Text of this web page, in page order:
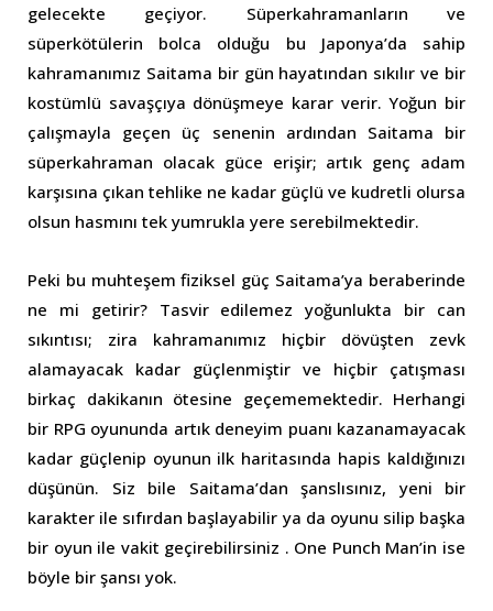
gelecekte geçiyor. Süperkahramanların ve
süperkötülerin bolca olduğu bu Japonya’da sahip
kahramanımız Saitama bir gün hayatından sıkılır ve bir
kostümlü savaşçıya dönüşmeye karar verir. Yoğun bir
çalışmayla geçen üç senenin ardından Saitama bir
süperkahraman olacak güce erişir; artık genç adam
karşısına çıkan tehlike ne kadar güçlü ve kudretli olursa
olsun hasmını tek yumrukla yere serebilmektedir.
Peki bu muhteşem fiziksel güç Saitama’ya beraberinde
ne mi getirir? Tasvir edilemez yoğunlukta bir can
sıkıntısı; zira kahramanımız hiçbir dövüşten zevk
alamayacak kadar güçlenmiştir ve hiçbir çatışması
birkaç dakikanın ötesine geçememektedir. Herhangi
bir RPG oyununda artık deneyim puanı kazanamayacak
kadar güçlenip oyunun ilk haritasında hapis kaldığınızı
düşünün. Siz bile Saitama’dan şanslısınız, yeni bir
karakter ile sıfırdan başlayabilir ya da oyunu silip başka
bir oyun ile vakit geçirebilirsiniz . One Punch Man’in ise
böyle bir şansı yok.